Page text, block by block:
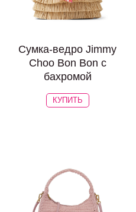
Сумка-ведро Jimmy
Choo Bon Bon с
бахромой
КУПИТЬ